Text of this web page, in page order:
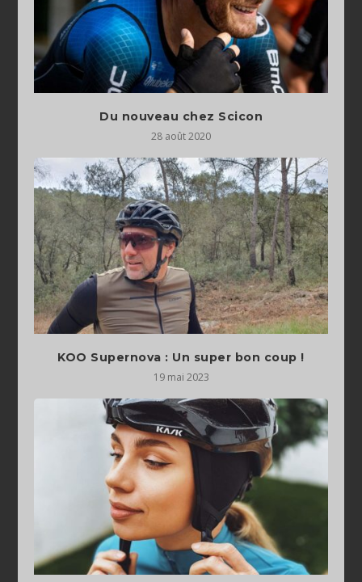
Du nouveau chez Scicon
28 août 2020
KOO Supernova : Un super bon coup !
19 mai 2023